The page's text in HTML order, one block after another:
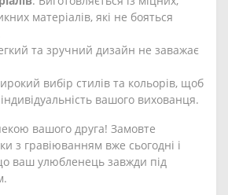
матеріалів, які не бояться
та зручний дизайн не заважає
вибір стилів та кольорів, щоб
вашого вихованця.
вашого друга! Замовте
з гравіюванням вже сьогодні і
ваш улюбленець завжди під